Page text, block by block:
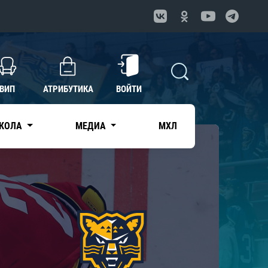
ВИП АТРИБУТИКА ВОЙТИ
МЕДИА МХЛ